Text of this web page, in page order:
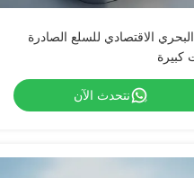
الاقتصادي للسلع الصادرة
كبيرة
نتحدث الآن